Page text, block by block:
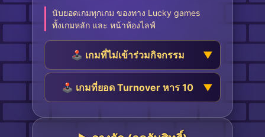
นับยอดเกมทุกเกม ของทาง Lucky games
ทั้งเกมหลัก และ หน้าห้องไลฟ์
🕹️ เกมที่ไม่เข้าร่วมกิจกรรม
🕹️ เกมที่ยอด Turnover หาร 10